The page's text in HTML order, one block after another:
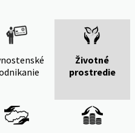
Životné
prostredie